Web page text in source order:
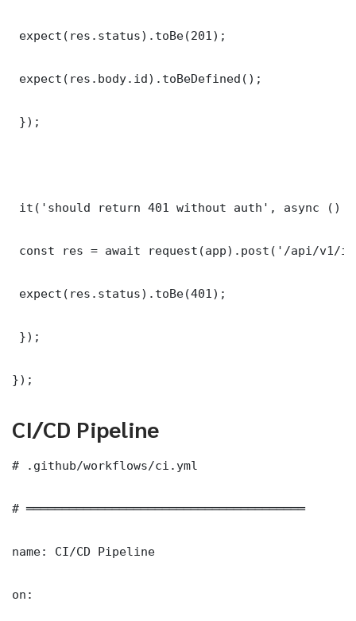
expect(res.status).toBe(201);
expect(res.body.id).toBeDefined();
});
it('should return 401 without auth', async ()
const res = await request(app).post('/api/v1/
expect(res.status).toBe(401);
});
});
CI/CD Pipeline
# .github/workflows/ci.yml
# ═══════════════════════════════════════
name: CI/CD Pipeline
on: